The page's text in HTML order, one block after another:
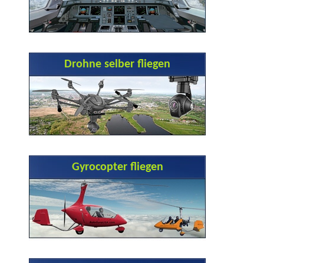
Drohne selber fliegen
Gyrocopter fliegen